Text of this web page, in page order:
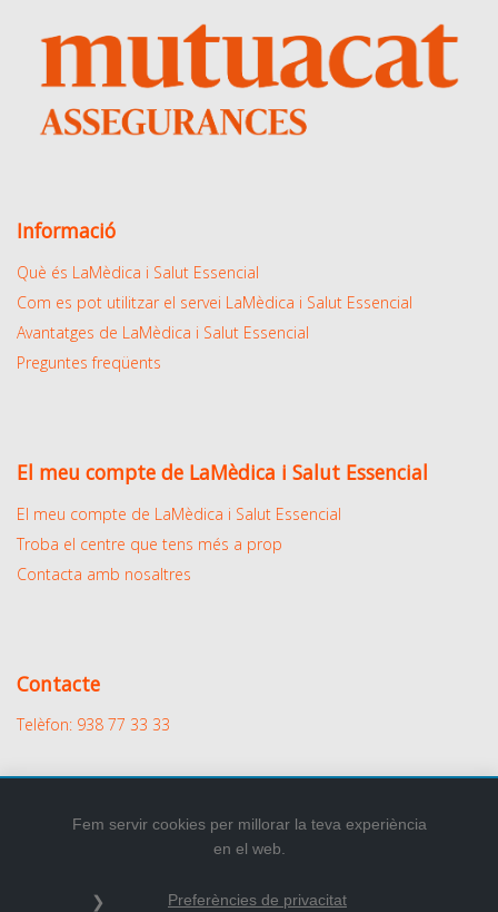
Informació
Què és LaMèdica i Salut Essencial
Com es pot utilitzar el servei LaMèdica i Salut Essencial
Avantatges de LaMèdica i Salut Essencial
Preguntes freqüents
El meu compte de LaMèdica i Salut Essencial
El meu compte de LaMèdica i Salut Essencial
Troba el centre que tens més a prop
Contacta amb nosaltres
Contacte
Telèfon: 938 77 33 33
© Tots els drets reservats.
Fem servir cookies per millorar la teva experiència
en el web.
Preferències de privacitat